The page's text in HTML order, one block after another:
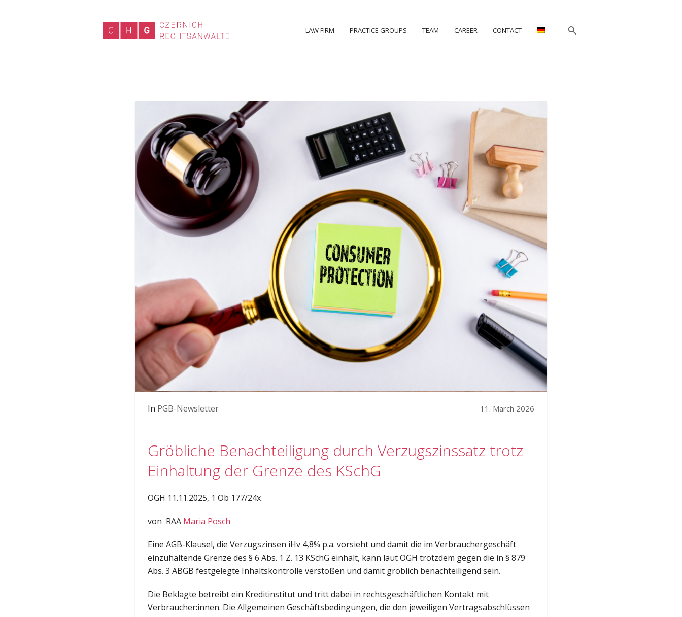
LAW FIRM PRACTICE GROUPS TEAM CAREER CONTACT
In PGB-Newsletter 11. March 2026
Gröbliche Benachteiligung durch Verzugszinssatz trotz
Einhaltung der Grenze des KSchG
OGH 11.11.2025, 1 Ob 177/24x
von RAA Maria Posch
Eine AGB-Klausel, die Verzugszinsen iHv 4,8% p.a. vorsieht und damit die im Verbrauchergeschäft
einzuhaltende Grenze des § 6 Abs. 1 Z. 13 KSchG einhält, kann laut OGH trotzdem gegen die in § 879
Abs. 3 ABGB festgelegte Inhaltskontrolle verstoßen und damit gröblich benachteiligend sein.
Die Beklagte betreibt ein Kreditinstitut und tritt dabei in rechtsgeschäftlichen Kontakt mit
Verbraucher:innen. Die Allgemeinen Geschäftsbedingungen, die den jeweiligen Vertragsabschlüssen